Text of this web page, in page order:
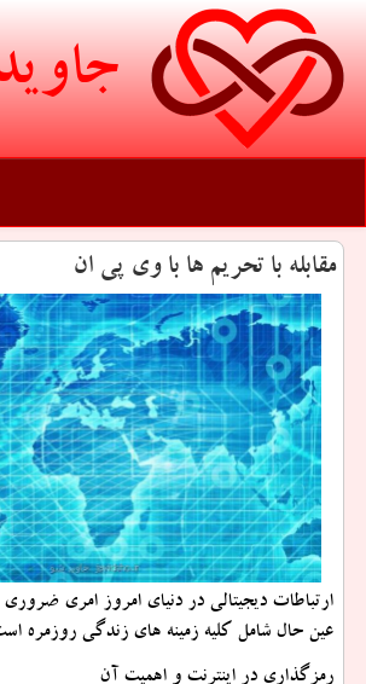
مقابله با تحریم ها با وی پی ان
ارتباطات دیجیتالی در دنیای امروز امری
عین حال شامل كلیه زمینه های زندگی روزمره
رمزگذاری در اینترنت و اهمیت آن